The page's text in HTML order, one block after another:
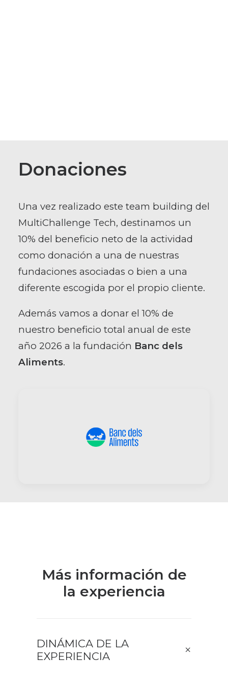
Donaciones
Una vez realizado este team building del
MultiChallenge Tech, destinamos un
10% del beneficio neto de la actividad
como donación a una de nuestras
fundaciones asociadas o bien a una
diferente escogida por el propio cliente.
Además vamos a donar el 10% de
nuestro beneficio total anual de este
año 2026 a la fundación Banc dels
Aliments.
Más información de
la experiencia
DINÁMICA DE LA
EXPERIENCIA